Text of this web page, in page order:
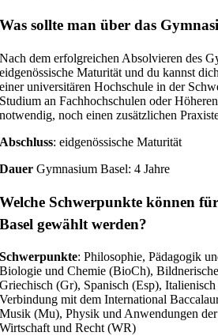
Was sollte man über das
Nach dem erfolgreichen Absolvieren des
eidgenössische Maturität und du kannst
einer universitären Hochschule in der
Studium an Fachhochschulen oder
notwendig, noch einen zusätzlichen
Abschluss: eidgenössische Maturität
DauerGymnasium Basel: 4 Jahre
Welche Schwerpunkte können
Basel gewählt werden?
Schwerpunkte: Philosophie, Pädagogik
Biologie und Chemie (BioCh),
Griechisch (Gr), Spanisch (Esp),
Verbindung mit dem International
Musik (Mu), Physik und Anwendungen
Wirtschaft und Recht (WR)